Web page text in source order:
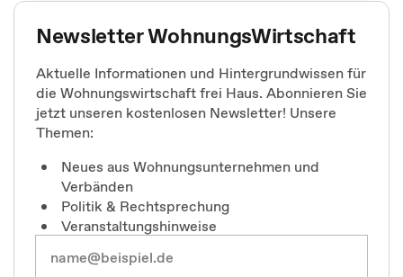
Newsletter WohnungsWirtschaft
Aktuelle Informationen und Hintergrundwissen für
die Wohnungswirtschaft frei Haus. Abonnieren Sie
jetzt unseren kostenlosen Newsletter! Unsere
Themen:
Neues aus Wohnungsunternehmen und
Verbänden
Politik & Rechtsprechung
Veranstaltungshinweise